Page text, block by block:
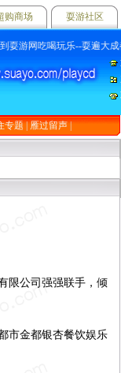
购商场 耍游社区
游网吃喝玩乐--耍遍大成都
专题 雁过留声
限公司强强联手，倾
市金都银杏餐饮娱乐